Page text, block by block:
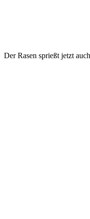
Der Rasen sprießt jetzt